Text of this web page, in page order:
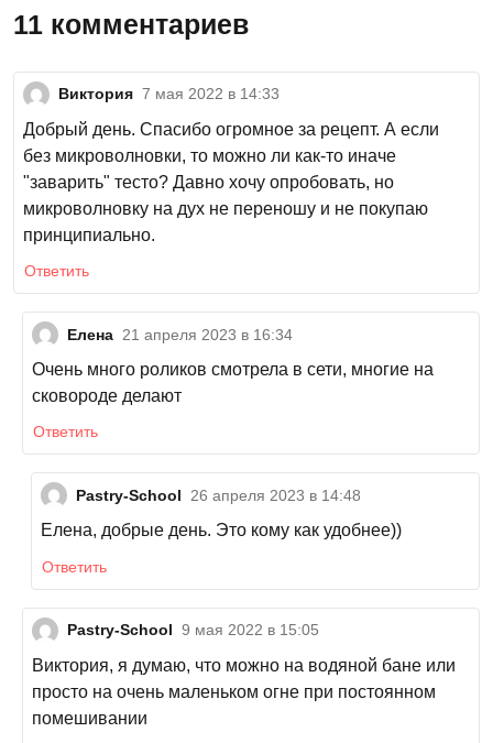
11 комментариев
Виктория 7 мая 2022 в 14:33
Добрый день. Спасибо огромное за рецепт. А если
без микроволновки, то можно ли как-то иначе
"заварить" тесто? Давно хочу опробовать, но
микроволновку на дух не переношу и не покупаю
принципиально.
Ответить
Елена 21 апреля 2023 в 16:34
Очень много роликов смотрела в сети, многие на
сковороде делают
Ответить
Pastry-School 26 апреля 2023 в 14:48
Елена, добрые день. Это кому как удобнее))
Ответить
Pastry-School 9 мая 2022 в 15:05
Виктория, я думаю, что можно на водяной бане или
просто на очень маленьком огне при постоянном
помешивании